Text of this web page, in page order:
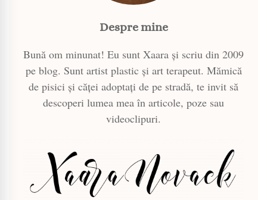
Despre mine
Bună om minunat! Eu sunt Xaara și scriu din 2009
pe blog. Sunt artist plastic și art terapeut. Mămică
de pisici și căței adoptați de pe stradă, te invit să
descoperi lumea mea în articole, poze sau
videoclipuri.